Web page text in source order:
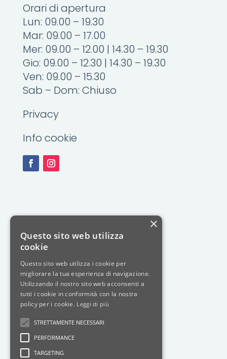
Orari di apertura
Lun: 09.00 – 19.30
Mar: 09.00 – 17.00
Mer: 09.00 – 12.00 | 14.30 – 19.30
Gio: 09.00 – 12.30 | 14.30 – 19.30
Ven: 09.00 – 15.30
Sab – Dom: Chiuso
Privacy
Info cookie
×
Questo sito web utilizza
cookie
Questo sito web utilizza i cookie per
migliorare la tua esperienza di navigazione.
Utilizzando il nostro sito web acconsenti a
tutti i cookie in conformità con la nostra
policy per i cookie. Leggi di più
STRETTAMENTE NECESSARI
PERFORMANCE
TARGETING